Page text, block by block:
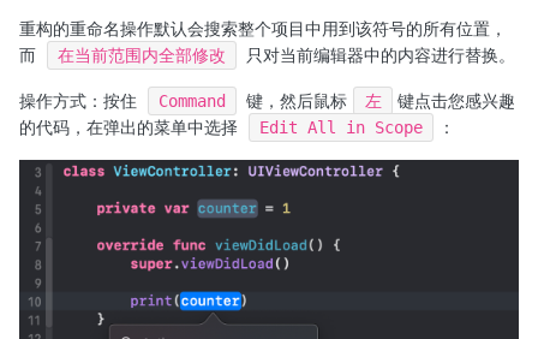
重构的重命名操作默认会搜索整个项目中用到该符号的所有位置，
而
在当前范围内全部修改 只对当前编辑器中的内容进行替换。
操作方式：按住 Command 键，然后鼠标 左
键点击您感兴趣
的代码，在弹出的菜单中选择
Edit All in Scope ：